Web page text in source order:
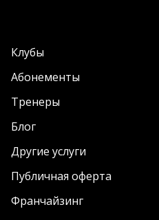
Клубы
Абонементы
Тренеры
Блог
Другие услуги
Публичная оферта
Франчайзинг